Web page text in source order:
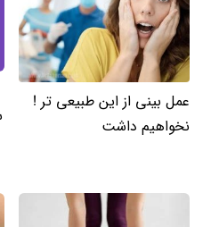
عمل بینی از این طبیعی تر !
نخواهیم داشت